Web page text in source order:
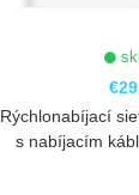
Rýchlonabíjací
s nabíjacím